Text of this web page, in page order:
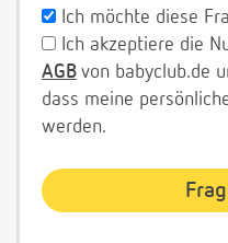
Ich möchte diese
Ich akzeptiere die
AGB von babyclub.de
dass meine
werden.